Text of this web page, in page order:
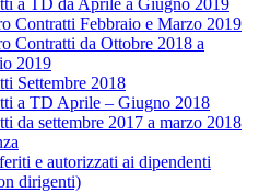
a TD da Aprile a Giugno 2019
Contratti Febbraio e Marzo 2019
Contratti da Ottobre 2018 a
2019
Settembre 2018
a TD Aprile – Giugno 2018
da settembre 2017 a marzo 2018
e autorizzati ai dipendenti
dirigenti)